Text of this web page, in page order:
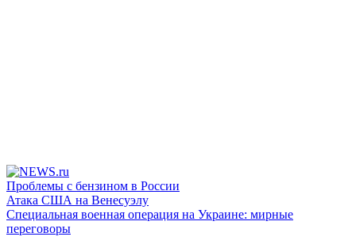
Проблемы с бензином в России
Атака США на Венесуэлу
Специальная военная операция на Украине: мирные
переговоры